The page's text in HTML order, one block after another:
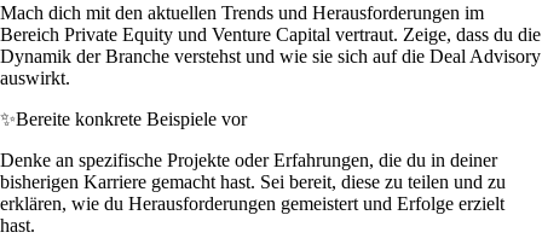
Mach dich mit den aktuellen Trends und Herausforderungen im
Bereich Private Equity und Venture Capital vertraut. Zeige, dass du die
Dynamik der Branche verstehst und wie sie sich auf die Deal Advisory
auswirkt.
✨Bereite konkrete Beispiele vor
Denke an spezifische Projekte oder Erfahrungen, die du in deiner
bisherigen Karriere gemacht hast. Sei bereit, diese zu teilen und zu
erklären, wie du Herausforderungen gemeistert und Erfolge erzielt
hast.